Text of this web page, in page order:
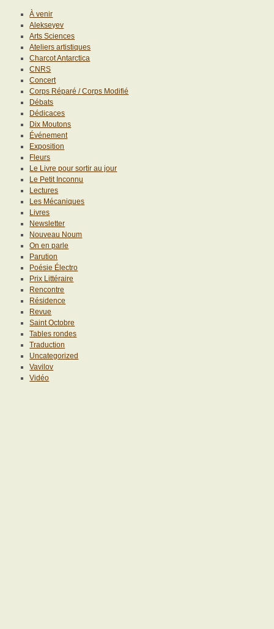
À venir
Alekseyev
Arts Sciences
Ateliers artistiques
Charcot Antarctica
CNRS
Concert
Corps Réparé / Corps Modifié
Débats
Dédicaces
Dix Moutons
Événement
Exposition
Fleurs
Le Livre pour sortir au jour
Le Petit Inconnu
Lectures
Les Mécaniques
Livres
Newsletter
Nouveau Noum
On en parle
Parution
Poésie Électro
Prix Littéraire
Rencontre
Résidence
Revue
Saint Octobre
Tables rondes
Traduction
Uncategorized
Vavilov
Vidéo